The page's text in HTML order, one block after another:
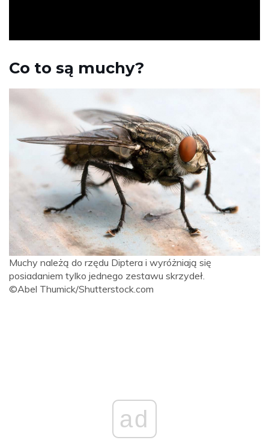
Co to są muchy?
Muchy należą do rzędu Diptera i wyróżniają się
posiadaniem tylko jednego zestawu skrzydeł.
©Abel Thumick/Shutterstock.com
ad